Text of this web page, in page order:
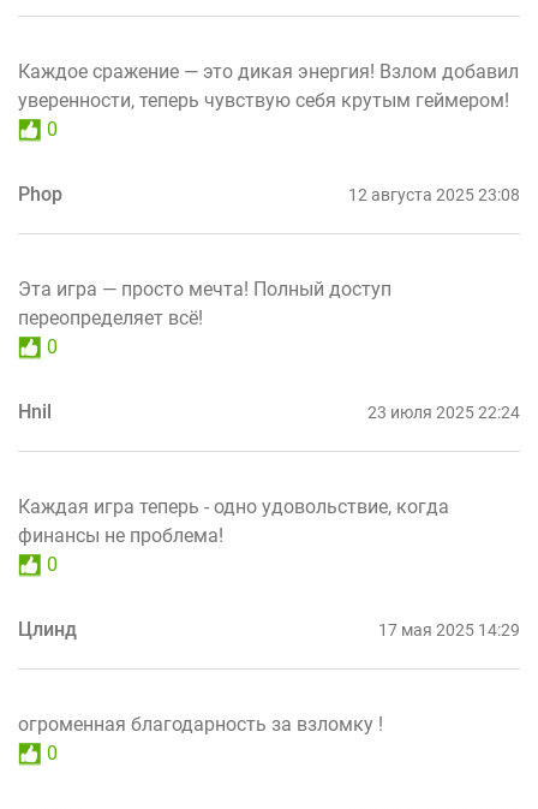
Каждое сражение — это дикая энергия! Взлом добавил
уверенности, теперь чувствую себя крутым геймером!
0
Phop 12 августа 2025 23:08
Эта игра — просто мечта! Полный доступ
переопределяет всё!
0
Hnil 23 июля 2025 22:24
Каждая игра теперь - одно удовольствие, когда
финансы не проблема!
0
Цлинд 17 мая 2025 14:29
огроменная благодарность за взломку !
0